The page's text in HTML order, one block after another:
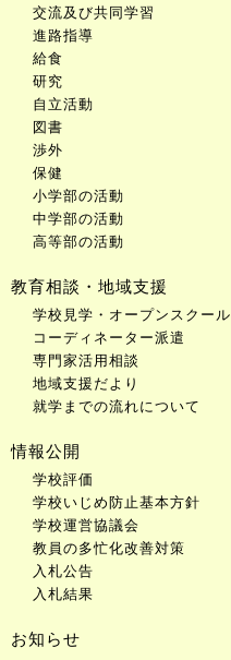
交流及び共同学習
進路指導
給食
研究
自立活動
図書
渉外
保健
小学部の活動
中学部の活動
高等部の活動
教育相談・地域支援
学校見学・オープンスクール
コーディネーター派遣
専門家活用相談
地域支援だより
就学までの流れについて
情報公開
学校評価
学校いじめ防止基本方針
学校運営協議会
教員の多忙化改善対策
入札公告
入札結果
お知らせ